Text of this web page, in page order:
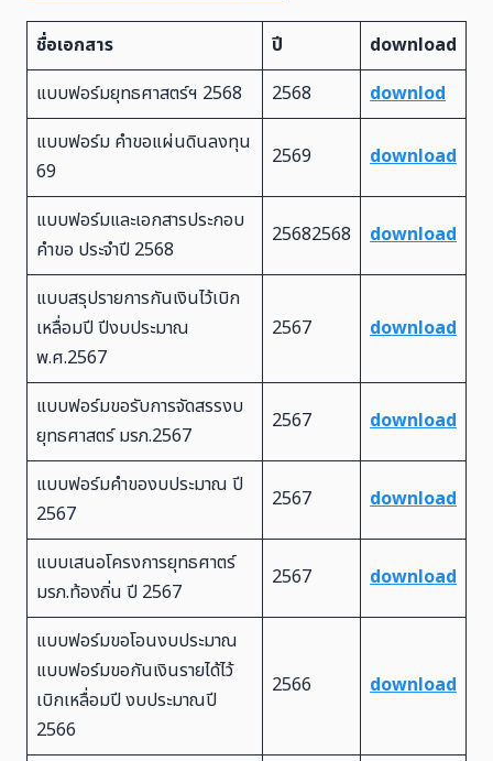
ชื่อเอกสาร ปี
download
แบบฟอร์มยุทธศาสตร์ฯ 2568
2568
downlod
แบบฟอร์ม คำขอแผ่นดินลงทุน
69
2569 download
แบบฟอร์มและเอกสารประกอบ
คำขอ ประจำปี 2568
25682568 download
แบบสรุปรายการกันเงินไว้เบิก
เหลื่อมปี ปีงบประมาณ
พ.ศ.2567
2567 download
แบบฟอร์มขอรับการจัดสรรงบ
ยุทธศาสตร์ มรภ.2567
2567 download
แบบฟอร์มคำของบประมาณ ปี
2567
2567 download
แบบเสนอโครงการยุทธศาตร์
มรภ.ท้องถิ่น ปี 2567
2567 download
แบบฟอร์มขอโอนงบประมาณ
แบบฟอร์มขอกันเงินรายได้ไว้
เบิกเหลื่อมปี งบประมาณปี
2566
2566 download